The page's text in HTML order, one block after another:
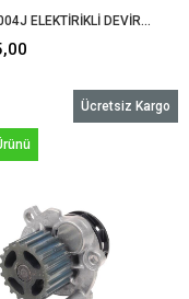
03C121004J ELEKTİRİKLİ DEVİRDAİM 1.4 TSİ TÜM MODELLER
Ücretsiz Kargo